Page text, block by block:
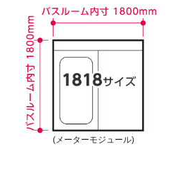
(メーターモジュール)